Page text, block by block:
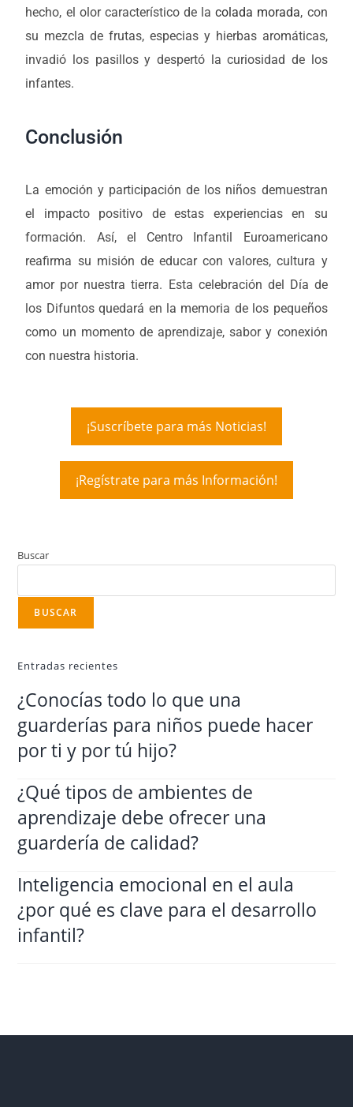
hecho, el olor característico de lacolada morada, con
su mezcla de frutas, especias y hierbas aromáticas,
invadió los pasillos y despertó la curiosidad de los
infantes.
Conclusión
La emoción y participación de los niños demuestran
el impacto positivo de estas experiencias en su
formación. Así, el Centro Infantil Euroamericano
reafirma su misión de educar con valores, cultura y
amor por nuestra tierra. Esta celebración del Día de
los Difuntos quedará en la memoria de los pequeños
como un momento de aprendizaje, sabor y conexión
con nuestra historia.
¡Suscríbete para más Noticias!
¡Regístrate para más Información!
Buscar
BUSCAR
Entradas recientes
¿Conocías todo lo que una
guarderías para niños puede hacer
por ti y por tú hijo?
¿Qué tipos de ambientes de
aprendizaje debe ofrecer una
guardería de calidad?
Inteligencia emocional en el aula
¿por qué es clave para el desarrollo
infantil?